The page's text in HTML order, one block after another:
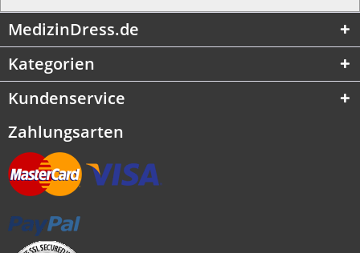
MedizinDress.de
Kategorien
Kundenservice
Zahlungsarten